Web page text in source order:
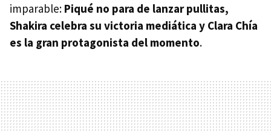
imparable: Piqué no para de lanzar pullitas,
Shakira celebra su victoria mediática y Clara Chía
es la gran protagonista del momento.